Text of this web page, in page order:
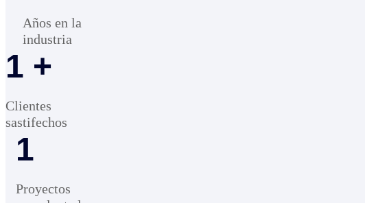
Años en la
industria
1 +
Clientes
sastifechos
1
Proyectos